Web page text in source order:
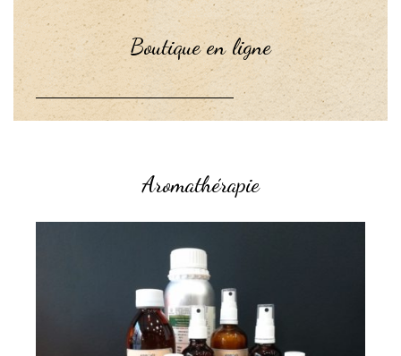
Boutique en ligne
Aromathérapie